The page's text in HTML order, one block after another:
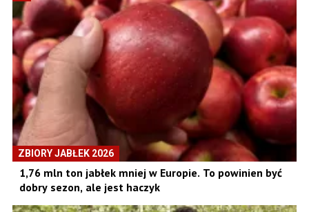
ZBIORY JABŁEK 2026
1,76 mln ton jabłek mniej w Europie. To powinien być
dobry sezon, ale jest haczyk